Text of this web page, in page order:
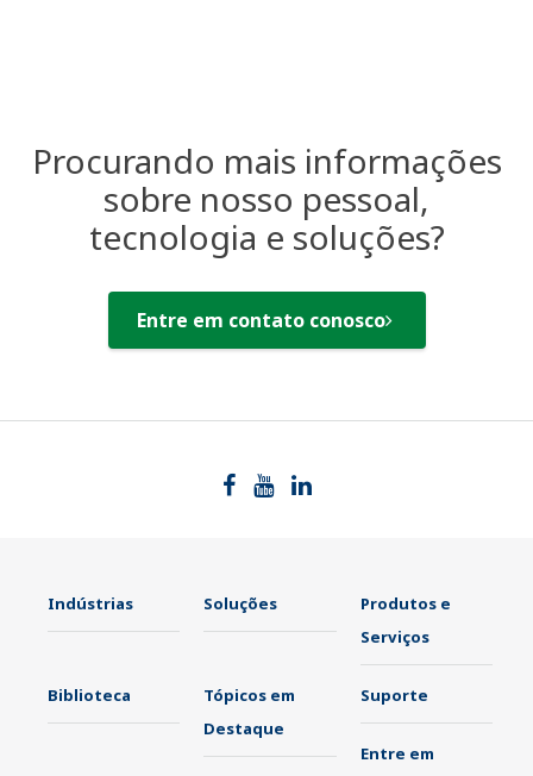
Procurando mais informações
sobre nosso pessoal,
tecnologia e soluções?
Entre em contato conosco
Indústrias Soluções
Produtos e
Serviços
Biblioteca
Tópicos em
Destaque
Suporte
Entre em